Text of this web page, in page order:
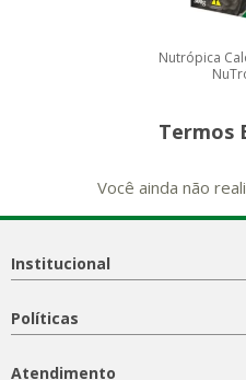
Nutrópica
Termos
Você ainda não
Institucional
Políticas
Atendimento